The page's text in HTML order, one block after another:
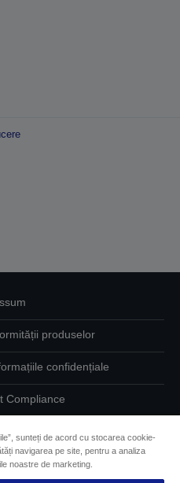
produselor
confidențiale
Compliance
modulele cookie
sunteți de acord cu stocarea cookie-
navigarea pe site, pentru a analiza
noastre de marketing.